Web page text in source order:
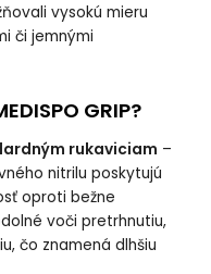
vysokú mieru
či jemnými
GRIP?
rukaviciam –
nitrilu poskytujú
oproti bežne
voči pretrhnutiu,
čo znamená dlhšiu